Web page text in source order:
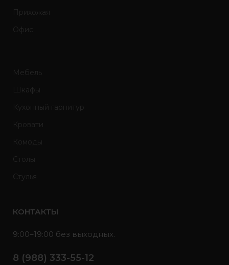
Прихожая
Офис
Мебель
Шкафы
Кухонный гарнитур
Кровати
Комоды
Столы
Стулья
КОНТАКТЫ
9:00–19:00 без выходных.
8 (988) 333-55-12